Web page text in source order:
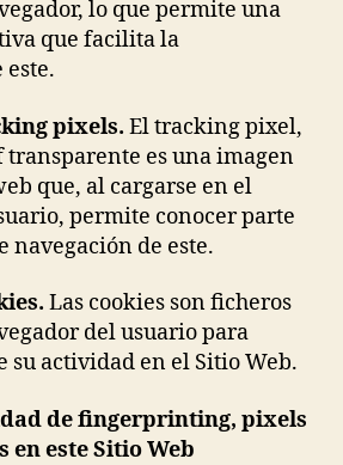
lo que permite una
que facilita la
pixels. El tracking pixel,
transparente es una imagen
que, al cargarse en el
permite conocer parte
navegación de este.
Las cookies son ficheros
del usuario para
su actividad en el Sitio Web.
de fingerprinting, pixels
en este Sitio Web